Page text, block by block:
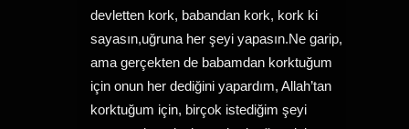
devletten kork, babandan kork, kork ki
sayasın,uğruna her şeyi yapasın.Ne garip,
ama gerçekten de babamdan korktuğum
için onun her dediğini yapardım, Allah’tan
korktuğum için, birçok istediğim şeyi